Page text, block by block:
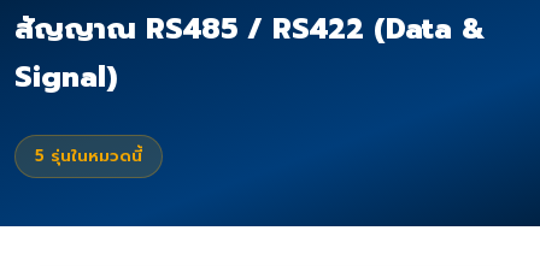
สัญญาณ RS485 / RS422 (Data &
Signal)
5 รุ่นในหมวดนี้